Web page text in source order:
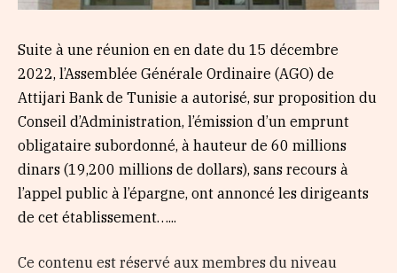
Suite à une réunion en en date du 15 décembre
2022, l’Assemblée Générale Ordinaire (AGO) de
Attijari Bank de Tunisie a autorisé, sur proposition du
Conseil d’Administration, l’émission d’un emprunt
obligataire subordonné, à hauteur de 60 millions
dinars (19,200 millions de dollars), sans recours à
l’appel public à l’épargne, ont annoncé les dirigeants
de cet établissement…...
Ce contenu est réservé aux membres du niveau